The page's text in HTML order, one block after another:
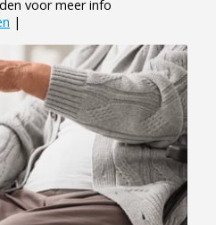
voor meer info
|